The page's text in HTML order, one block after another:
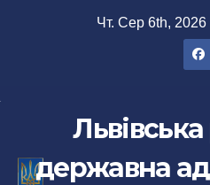
Чт. Сер 6th, 2026
державна